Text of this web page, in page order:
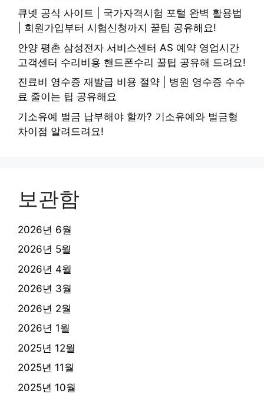
큐넷 공식 사이트 | 국가자격시험 포털 완벽 활용법
| 회원가입부터 시험신청까지 꿀팁 공유해요!
안양 평촌 삼성전자 서비스센터 AS 예약 영업시간
고객센터 수리비용 핸드폰수리 꿀팁 공유해 드려요!
진료비 영수증 재발급 비용 절약 | 병원 영수증 수수
료 줄이는 팁 공유해요
기소유예 벌금 납부해야 할까? 기소유예와 벌금형
차이점 알려드려요!
보관함
2026년 6월
2026년 5월
2026년 4월
2026년 3월
2026년 2월
2026년 1월
2025년 12월
2025년 11월
2025년 10월